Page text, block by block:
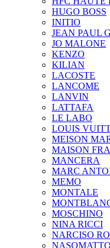
HUGO BOSS
INITIO
JEAN PAUL
JO MALONE
KENZO
KILIAN
LACOSTE
LANCOME
LANVIN
LATTAFA
LE LABO
LOUIS
MEISON
MAISON
MANCERA
MARC
MEMO
MONTALE
MOSCHINO
NINA RICCI
NARCISO
NASOMATTO